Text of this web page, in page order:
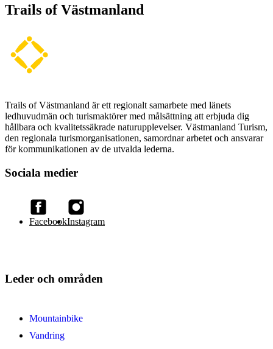
Trails of Västmanland
Trails of Västmanland är ett regionalt samarbete med länets
ledhuvudmän och turismaktörer med målsättning att erbjuda dig
hållbara och kvalitetssäkrade naturupplevelser. Västmanland Turism,
den regionala turismorganisationen, samordnar arbetet och ansvarar
för kommunikationen av de utvalda lederna.
Sociala medier
FacebookInstagram
Leder och områden
Mountainbike
Vandring